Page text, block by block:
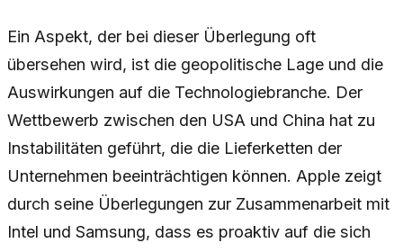
Ein Aspekt, der bei dieser Überlegung oft
übersehen wird, ist die geopolitische Lage und die
Auswirkungen auf die Technologiebranche. Der
Wettbewerb zwischen den USA und China hat zu
Instabilitäten geführt, die die Lieferketten der
Unternehmen beeinträchtigen können. Apple zeigt
durch seine Überlegungen zur Zusammenarbeit mit
Intel und Samsung, dass es proaktiv auf die sich